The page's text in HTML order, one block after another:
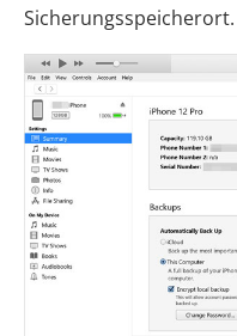
Sicherungsspeicherort.